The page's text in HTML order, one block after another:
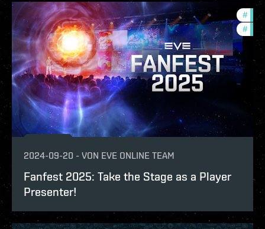
#
#
2024-09-20 - VON EVE ONLINE TEAM
Fanfest 2025: Take the Stage as a Player
Presenter!